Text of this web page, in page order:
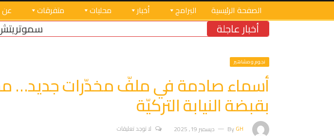
الصفحة الرئيسية البرامج أخبار محليات متفرقات عن
أخبار عاجلة سموتريتش: بقاء “الجيش
نجوم ومشاهير
أسماء صادمة في ملفّ مخدّرات جديد…
بقبضة النيابة التركيّة
ByGH ديسمبر 19, 2025 لا توجد تعليقات